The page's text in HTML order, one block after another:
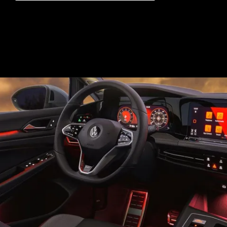
Opening https://mundofixa.com.br/8-coisas-para-esperar-do-novo-vw-golf-gti-2024/